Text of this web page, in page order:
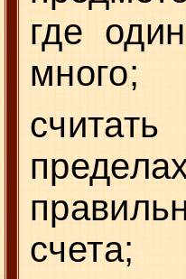
где
много;
счета;